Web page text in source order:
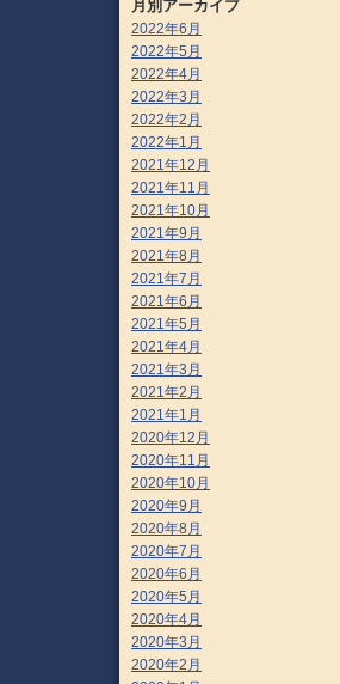
月別アーカイブ
2022年6月
2022年5月
2022年4月
2022年3月
2022年2月
2022年1月
2021年12月
2021年11月
2021年10月
2021年9月
2021年8月
2021年7月
2021年6月
2021年5月
2021年4月
2021年3月
2021年2月
2021年1月
2020年12月
2020年11月
2020年10月
2020年9月
2020年8月
2020年7月
2020年6月
2020年5月
2020年4月
2020年3月
2020年2月